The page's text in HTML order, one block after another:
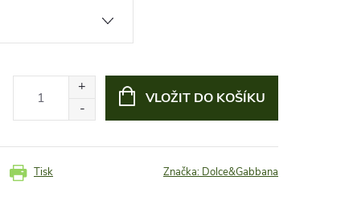
VLOŽIT DO KOŠÍKU
Tisk Značka: Dolce&Gabbana